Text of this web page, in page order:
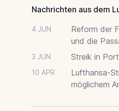
Nachrichten aus dem
4 JUN
Reform der
und die
3 JUN Streik in
10 APR
Lufthansa-
möglichem